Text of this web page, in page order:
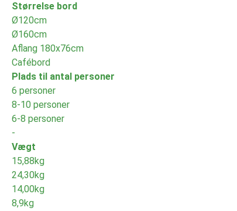
Størrelse bord
Ø120cm
Ø160cm
Aflang 180x76cm
Cafébord
Plads til antal personer
6 personer
8-10 personer
6-8 personer
-
Vægt
15,88kg
24,30kg
14,00kg
8,9kg